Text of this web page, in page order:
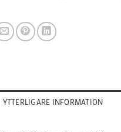
YTTERLIGARE INFORMATION